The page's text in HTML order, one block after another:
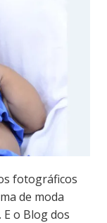
fotográficos
de moda
o Blog dos